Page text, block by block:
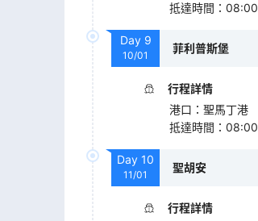
抵達時間 ： 08:00
Day 9
10/01
菲利普斯堡
行程詳情
港口 ： 聖馬丁港
抵達時間 ： 08:00
Day 10
11/01
聖胡安
行程詳情